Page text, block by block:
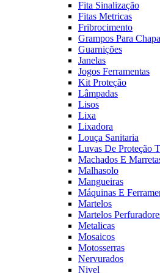
Fita Sinalização
Fitas Metricas
Fribrocimento
Grampos Para Chapa
Guarnições
Janelas
Jogos Ferramentas
Kit Proteção
Lâmpadas
Lisos
Lixa
Lixadora
Louça Sanitaria
Luvas De Proteção
Machados E
Malhasolo
Mangueiras
Máquinas E
Martelos
Martelos
Metalicas
Mosaicos
Motosserras
Nervurados
Nivel